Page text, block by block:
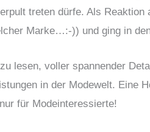
treten dürfe. Als
Marke…:-)) und ging in
lesen, voller spannender
in der Modewelt. Eine
für Modeinteressierte!